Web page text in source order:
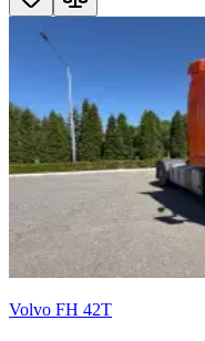
Volvo FH 42T